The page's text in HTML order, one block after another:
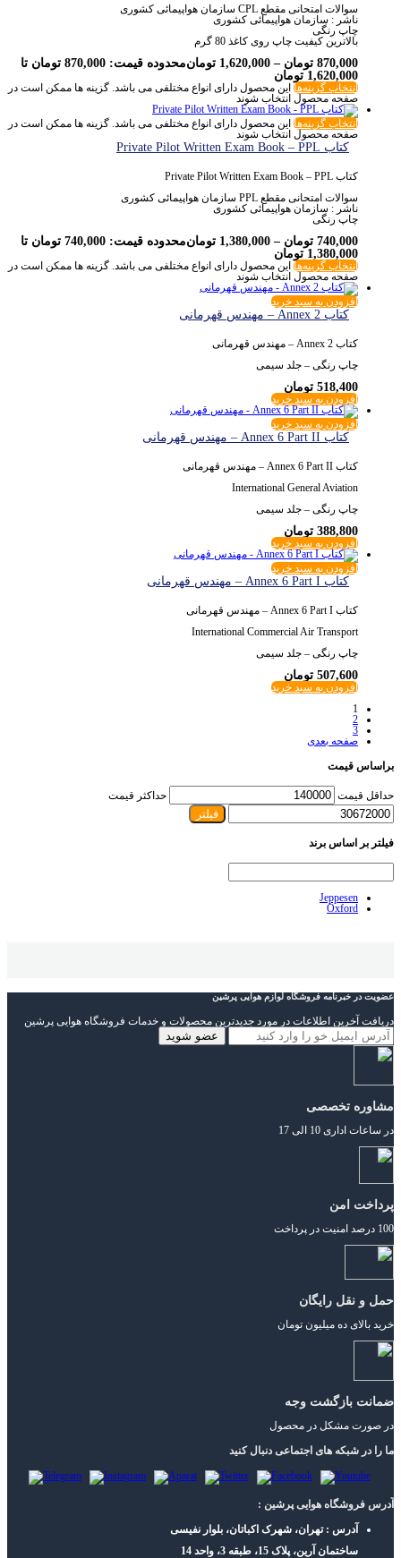
سوالات امتحانی مقطع CPL سازمان هواپیمائی کشوری
ناشر : سازمان هواپیمائی کشوری
چاپ رنگی
بالاترین کیفیت چاپ روی کاغذ 80 گرم
870,000 تومان –
1,620,000 تومان
محدوده قیمت: 870,000 تومان تا
1,620,000 تومان
انتخاب گزینه‌ها این محصول دارای انواع مختلفی می باشد. گزینه ها ممکن است در
صفحه محصول انتخاب شوند
انتخاب گزینه‌ها این محصول دارای انواع مختلفی می باشد. گزینه ها ممکن است در
صفحه محصول انتخاب شوند
کتاب Private Pilot Written Exam Book – PPL
کتاب Private Pilot Written Exam Book – PPL
سوالات امتحانی مقطع PPL سازمان هواپیمائی کشوری
ناشر : سازمان هواپیمائی کشوری
چاپ رنگی
740,000 تومان –
1,380,000 تومان
محدوده قیمت: 740,000 تومان تا
1,380,000 تومان
انتخاب گزینه‌ها این محصول دارای انواع مختلفی می باشد. گزینه ها ممکن است در
صفحه محصول انتخاب شوند
افزودن به سبد خرید
کتاب Annex 2 – مهندس قهرمانی
کتاب Annex 2 – مهندس قهرمانی
چاپ رنگی – جلد سیمی
518,400 تومان
افزودن به سبد خرید
افزودن به سبد خرید
کتاب Annex 6 Part II – مهندس قهرمانی
کتاب Annex 6 Part II – مهندس قهرمانی
International General Aviation
چاپ رنگی – جلد سیمی
388,800 تومان
افزودن به سبد خرید
افزودن به سبد خرید
کتاب Annex 6 Part I – مهندس قهرمانی
کتاب Annex 6 Part I – مهندس قهرمانی
International Commercial Air Transport
چاپ رنگی – جلد سیمی
507,600 تومان
افزودن به سبد خرید
1
2
3
صفحه بعدی
براساس قیمت
حداقل قیمت حداکثر قیمت
فیلتر
فیلتر بر اساس برند
Jeppesen
Oxford
عضویت در خبرنامه فروشگاه لوازم هوایی پرشین
دریافت آخرین اطلاعات در مورد جدیدترین محصولات و خدمات فروشگاه هوایی پرشین
مشاوره تخصصی
در ساعات اداری 10 الی 17
پرداخت امن
100 درصد امنیت در پرداخت
حمل و نقل رایگان
خرید بالای ده میلیون تومان
ضمانت بازگشت وجه
در صورت مشکل در محصول
ما را در شبکه های اجتماعی دنبال کنید
آدرس فروشگاه هوایی پرشین :
آدرس : تهران، شهرک اکباتان، بلوار نفیسی
ساختمان آرین، پلاک 15، طبقه 3، واحد 14